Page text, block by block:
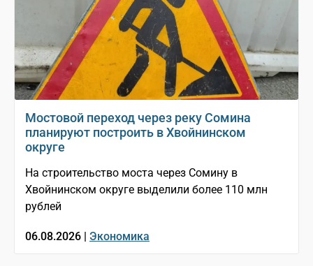
Мостовой переход через реку Сомина
планируют построить в Хвойнинском
округе
На строительство моста через Сомину в
Хвойнинском округе выделили более 110 млн
рублей
06.08.2026 | Экономика